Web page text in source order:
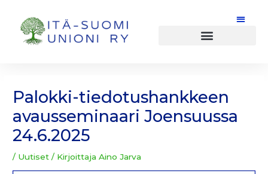
sisältöön
Palokki-tiedotushankkeen
avausseminaari Joensuussa
24.6.2025
/ Uutiset / KirjoittajaAino Jarva